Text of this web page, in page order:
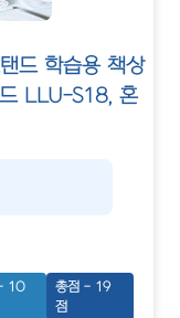
드 학습용 책상
LLU-S18, 혼
10
총점 - 19
점